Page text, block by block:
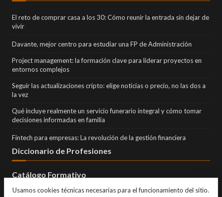
El reto de comprar casa a los 30: Cómo reunir la entrada sin dejar de
vivir
Davante, mejor centro para estudiar una FP de Administración
Project management: la formación clave para liderar proyectos en
entornos complejos
Seguir las actualizaciones cripto: elige noticias o precio, no las dos a
la vez
Qué incluye realmente un servicio funerario integral y cómo tomar
decisiones informadas en familia
Fintech para empresas: La revolución de la gestión financiera
Diccionario de Profesiones
Catálogo Formativo
Usamos cookies técnicas necesarias para el funcionamiento del sitio.